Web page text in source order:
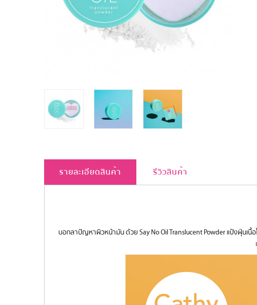
รายละเอียดสินค้า รีวิวสินค้า
บอกลาปัญหาผิวหน้ามัน ด้วย Say No Oil Translucent Powder แป้งฝุ่นเ